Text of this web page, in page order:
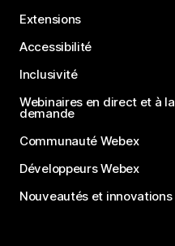
Extensions
Accessibilité
Inclusivité
Webinaires en direct et à la
demande
Communauté Webex
Développeurs Webex
Nouveautés et innovations